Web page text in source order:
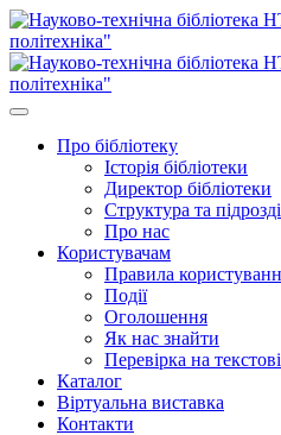
Про бiблiотеку
Історія бібліотеки
Директор бiблiотеки
Структура та
Про нас
Користувачам
Правила
Події
Оголошення
Як нас знайти
Перевірка на
Каталог
Віртуальна виставка
Контакти